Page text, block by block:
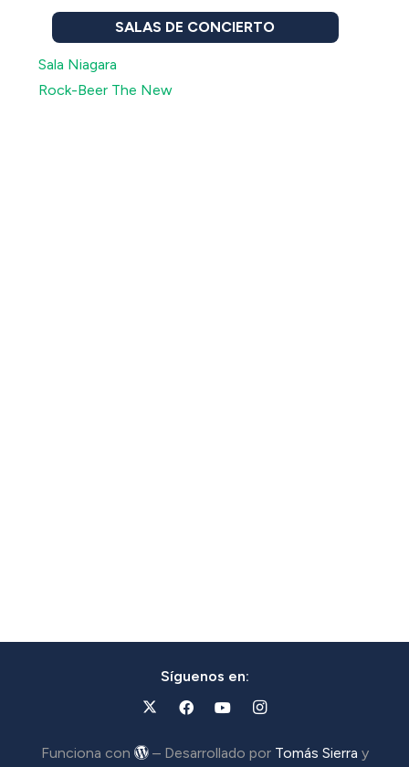
SALAS DE CONCIERTO
Sala Niagara
Rock-Beer The New
Síguenos en:
Funciona con – Desarrollado por Tomás Sierra y